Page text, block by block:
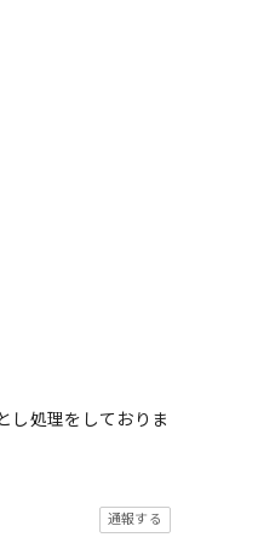
し処理をしておりま
通報する